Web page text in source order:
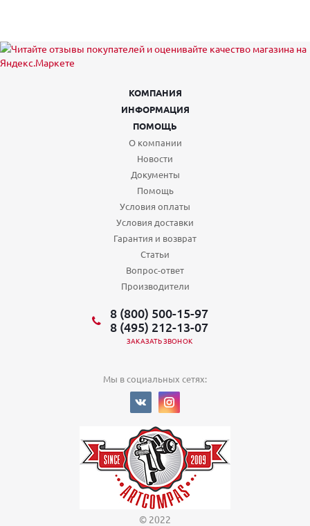
КОМПАНИЯ
ИНФОРМАЦИЯ
ПОМОЩЬ
О компании
Новости
Документы
Помощь
Условия оплаты
Условия доставки
Гарантия и возврат
Статьи
Вопрос-ответ
Производители
8 (800) 500-15-97
8 (495) 212-13-07
ЗАКАЗАТЬ ЗВОНОК
Мы в социальных сетях:
© 2022